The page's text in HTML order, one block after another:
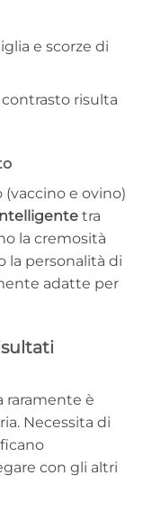
e scorze di
contrasto risulta
e ovino)
tra
la cremosità
la personalità di
adatte per
raramente è
Necessita di
con gli altri